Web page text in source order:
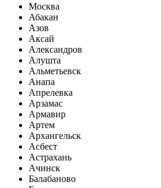
Москва
Абакан
Азов
Аксай
Александров
Алушта
Альметьевск
Анапа
Апрелевка
Арзамас
Армавир
Артем
Архангельск
Асбест
Астрахань
Ачинск
Балабаново